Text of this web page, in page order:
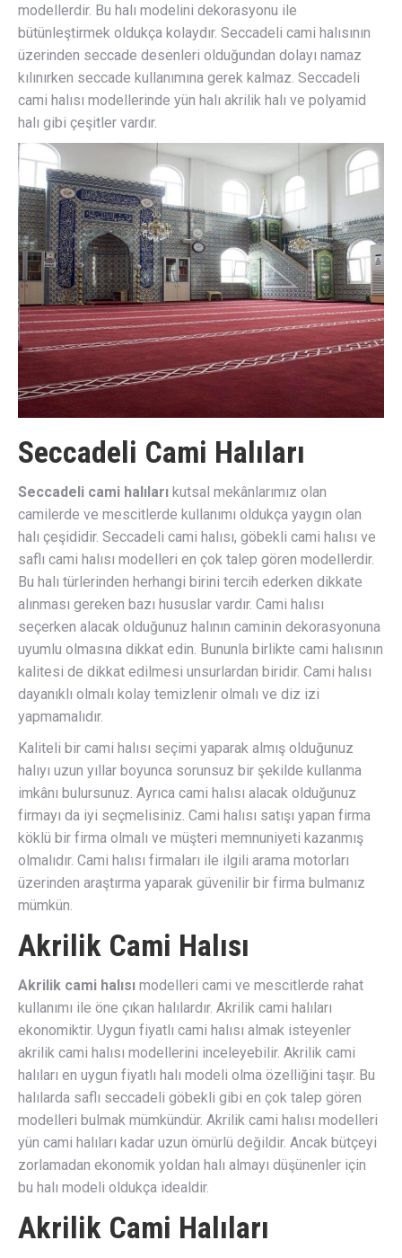
modellerdir. Bu halı modelini dekorasyonu ile
bütünleştirmek oldukça kolaydır. Seccadeli cami halısının
üzerinden seccade desenleri olduğundan dolayı namaz
kılınırken seccade kullanımına gerek kalmaz. Seccadeli
cami halısı modellerinde yün halı akrilik halı ve polyamid
halı gibi çeşitler vardır.
Seccadeli Cami Halıları
Seccadeli cami halıları kutsal mekânlarımız olan
camilerde ve mescitlerde kullanımı oldukça yaygın olan
halı çeşididir. Seccadeli cami halısı, göbekli cami halısı ve
saflı cami halısı modelleri en çok talep gören modellerdir.
Bu halı türlerinden herhangi birini tercih ederken dikkate
alınması gereken bazı hususlar vardır. Cami halısı
seçerken alacak olduğunuz halının caminin dekorasyonuna
uyumlu olmasına dikkat edin. Bununla birlikte cami halısının
kalitesi de dikkat edilmesi unsurlardan biridir. Cami halısı
dayanıklı olmalı kolay temizlenir olmalı ve diz izi
yapmamalıdır.
Kaliteli bir cami halısı seçimi yaparak almış olduğunuz
halıyı uzun yıllar boyunca sorunsuz bir şekilde kullanma
imkânı bulursunuz. Ayrıca cami halısı alacak olduğunuz
firmayı da iyi seçmelisiniz. Cami halısı satışı yapan firma
köklü bir firma olmalı ve müşteri memnuniyeti kazanmış
olmalıdır. Cami halısı firmaları ile ilgili arama motorları
üzerinden araştırma yaparak güvenilir bir firma bulmanız
mümkün.
Akrilik Cami Halısı
Akrilik cami halısı modelleri cami ve mescitlerde rahat
kullanımı ile öne çıkan halılardır. Akrilik cami halıları
ekonomiktir. Uygun fiyatlı cami halısı almak isteyenler
akrilik cami halısı modellerini inceleyebilir. Akrilik cami
halıları en uygun fiyatlı halı modeli olma özelliğini taşır. Bu
halılarda saflı seccadeli göbekli gibi en çok talep gören
modelleri bulmak mümkündür. Akrilik cami halısı modelleri
yün cami halıları kadar uzun ömürlü değildir. Ancak bütçeyi
zorlamadan ekonomik yoldan halı almayı düşünenler için
bu halı modeli oldukça idealdir.
Akrilik Cami Halıları